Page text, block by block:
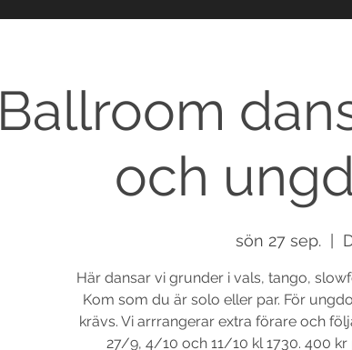
Ballroom
och
sön 27 sep.
Här dansar vi grunder i vals, tango,
Kom som du är solo eller par. För
krävs. Vi arrrangerar extra förare och
27/9, 4/10 och 11/10 kl 1730. 400